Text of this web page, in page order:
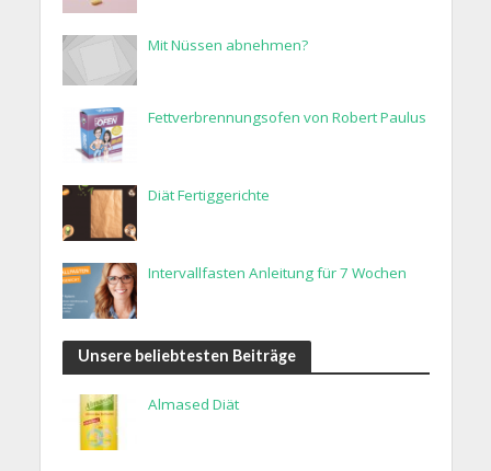
Mit Nüssen abnehmen?
Fettverbrennungsofen von Robert Paulus
Diät Fertiggerichte
Intervallfasten Anleitung für 7 Wochen
Unsere beliebtesten Beiträge
Almased Diät